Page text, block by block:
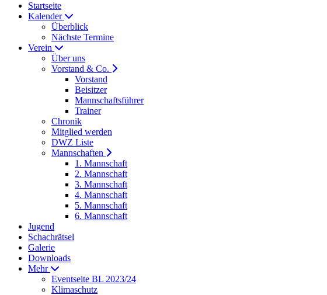
Startseite
Kalender
Überblick
Nächste Termine
Verein
Über uns
Vorstand & Co.
Vorstand
Beisitzer
Mannschaftsführer
Trainer
Chronik
Mitglied werden
DWZ Liste
Mannschaften
1. Mannschaft
2. Mannschaft
3. Mannschaft
4. Mannschaft
5. Mannschaft
6. Mannschaft
Jugend
Schachrätsel
Galerie
Downloads
Mehr
Eventseite BL 2023/24
Klimaschutz